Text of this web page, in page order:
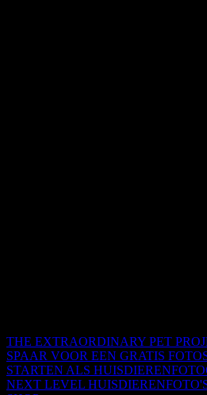
THE EXTRAORDINARY PET
SPAAR VOOR EEN GRATIS
STARTEN ALS
NEXT LEVEL